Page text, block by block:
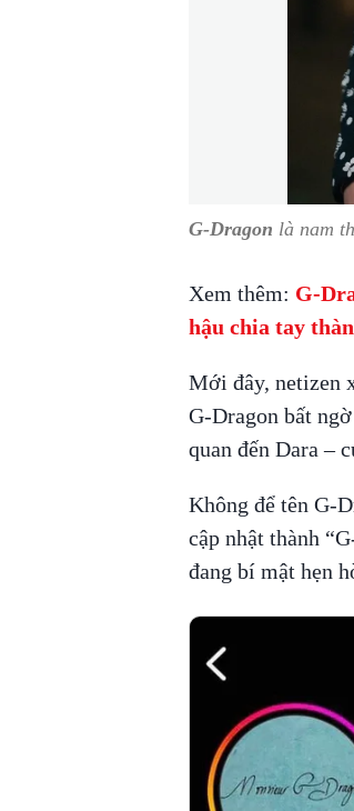
G-Dragon là nam
Xem thêm: G-
hậu chia tay
Mới đây, netizen
G-Dragon bất
quan đến Dara –
Không để tên G-
cập nhật thành
đang bí mật hẹn